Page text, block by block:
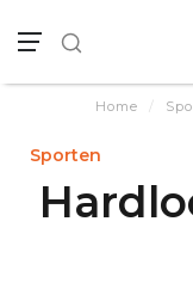
Home /
Sporten